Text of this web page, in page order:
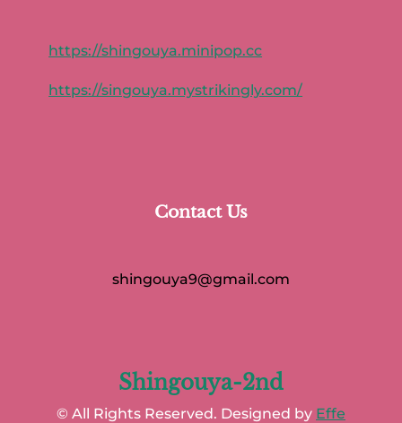
https://shingouya.minipop.cc
https://singouya.mystrikingly.com/
Contact Us
shingouya9@gmail.com
Shingouya-2nd
© All Rights Reserved. Designed by Effe